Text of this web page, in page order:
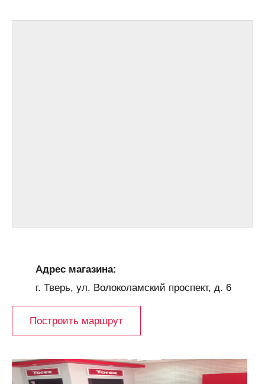
Адрес магазина:
г. Тверь, ул. Волоколамский проспект, д. 6
Построить маршрут